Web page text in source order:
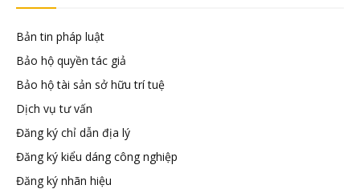
Đại
diện
Bản tin pháp luật
Bảo hộ quyền tác giả
Bảo hộ tài sản sở hữu trí tuệ
Dịch vụ tư vấn
Đăng ký chỉ dẫn địa lý
Đăng ký kiểu dáng công nghiệp
Đăng ký nhãn hiệu